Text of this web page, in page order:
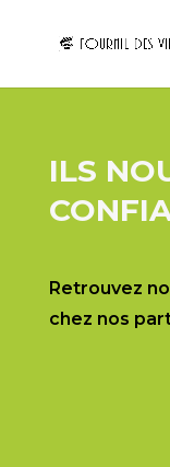
ILS
Retrouvez
chez nos